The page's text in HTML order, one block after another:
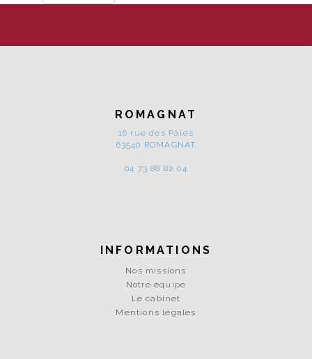
ROMAGNAT
16 rue des Pâles
63540 ROMAGNAT
04 73 88 82 04
INFORMATIONS
Nos missions
Notre équipe
Le cabinet
Mentions légales